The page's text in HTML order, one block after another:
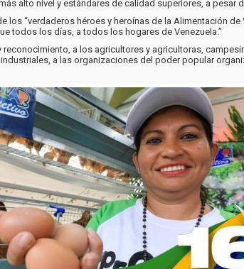
alto nivel y estándares de calidad superiores, a pesar
los “verdaderos héroes y heroínas de la Alimentación
todos los días, a todos los hogares de Venezuela.”
a los agricultores y agricultoras,
a las organizaciones del poder popular